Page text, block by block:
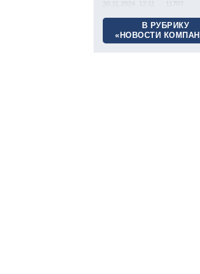
30.11.2024 12:11 11707
В РУБРИКУ
«НОВОСТИ